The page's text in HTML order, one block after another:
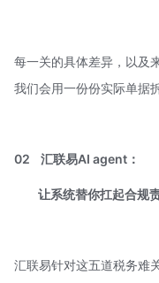
每一关的具体差异，以及
我们会用一份份实际单据
02 汇联易AI agent ：
让系统替你扛起合规
汇联易针对这五道税务难